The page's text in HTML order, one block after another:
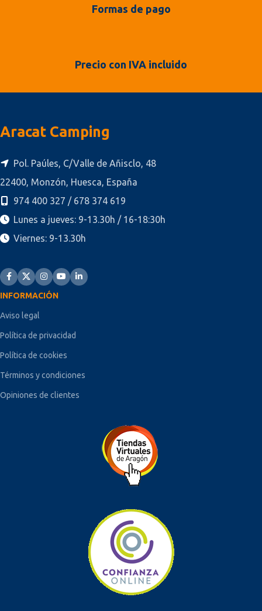
Formas de pago
Precio con IVA incluido
Aracat Camping
Pol. Paúles, C/Valle de Añisclo, 48
22400, Monzón, Huesca, España
974 400 327 / 678 374 619
Lunes a jueves: 9-13.30h / 16-18:30h
Viernes: 9-13.30h
INFORMACIÓN
Aviso legal
Política de privacidad
Política de cookies
Términos y condiciones
Opiniones de clientes